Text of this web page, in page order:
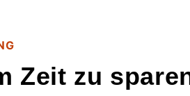
Zeit zu